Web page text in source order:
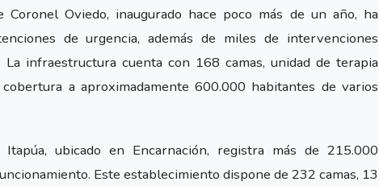
Oviedo, inaugurado hace poco más de un año, ha
de urgencia, además de miles de intervenciones
infraestructura cuenta con 168 camas, unidad de terapia
a aproximadamente 600.000 habitantes de varios
ubicado en Encarnación, registra más de 215.000
Este establecimiento dispone de 232 camas, 13